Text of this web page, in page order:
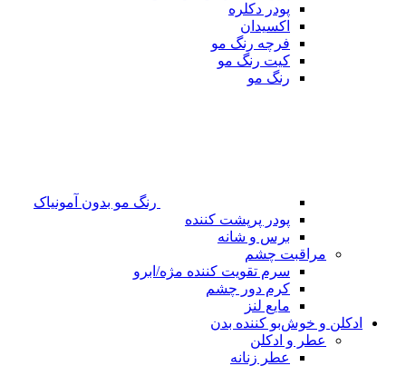
پودر دکلره
اکسیدان
فرچه رنگ مو
کیت رنگ مو
رنگ مو
رنگ مو بدون آمونیاک
پودر پرپشت کننده
برس و شانه
مراقبت چشم
سرم تقویت کننده مژه/ابرو
کرم دور چشم
مایع لنز
ادکلن و خوش‌بو کننده بدن
عطر و ادکلن
عطر زنانه